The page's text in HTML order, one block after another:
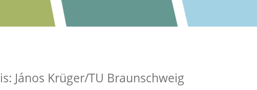
János Krüger/TU Braunschweig